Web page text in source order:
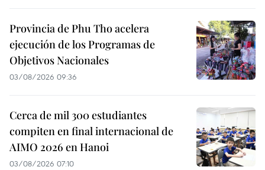
Provincia de Phu Tho acelera
ejecución de los Programas de
Objetivos Nacionales
03/08/2026 09:36
Cerca de mil 300 estudiantes
compiten en final internacional de
AIMO 2026 en Hanoi
03/08/2026 07:10